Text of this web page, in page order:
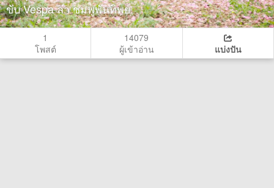
ขับ Vespa ล่า ชมพูพันทิพย์
1
โพสต์
14079
ผู้เข้าอ่าน
แบ่งปัน